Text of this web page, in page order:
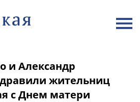
и Александр
жительниц
с Днем матери